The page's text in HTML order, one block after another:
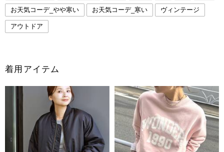
お天気コーデ_やや寒い お天気コーデ_寒い ヴィンテージ
アウトドア
着用アイテム